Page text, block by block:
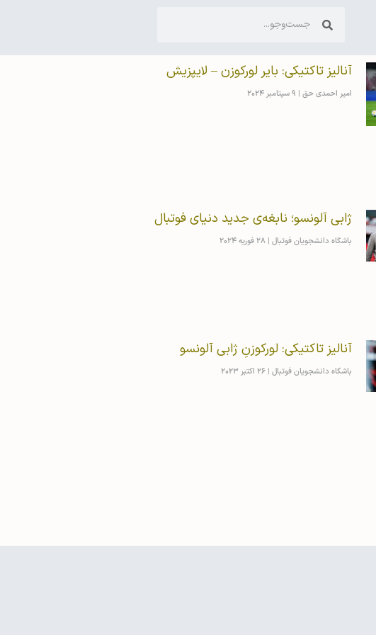
آنالیز تاکتیکی: بایر لورکوزن – لایپزیش
امیر احمدی حق 9 سپتامبر 2024
ژابی آلونسو؛ نابغه‌ی جدید دنیای فوتبال
باشگاه دانشجویان فوتبال 28 فوریه 2024
آنالیز تاکتیکی: لورکوزنِ ژابی آلونسو
باشگاه دانشجویان فوتبال 26 اکتبر 2023